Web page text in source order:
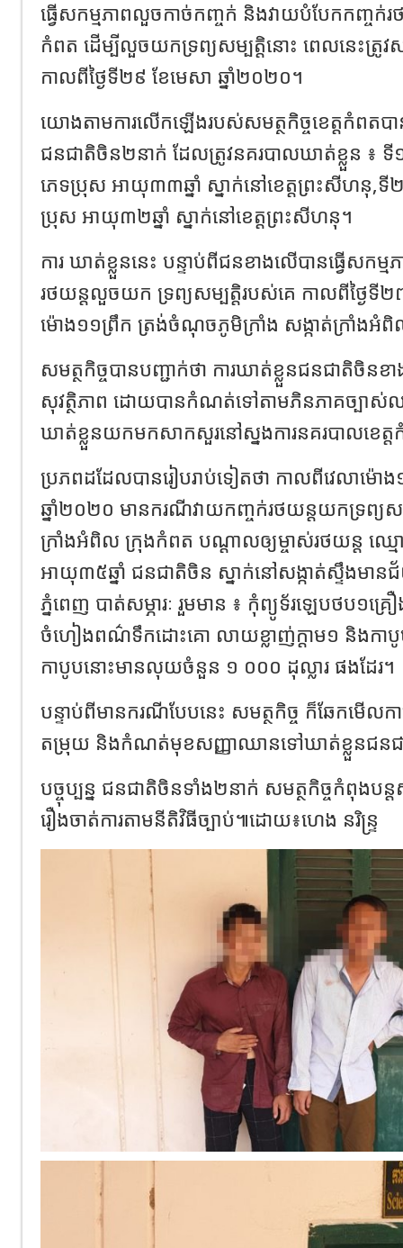
ធ្វើសកម្មភាពលួចកាច់កញ្ចក់ និងវាយបំបែកកញ្ចក់រថ
កំពត ដើម្បីលួចយកទ្រព្យសម្បត្តិនោះ ពេលនេះត្រូវ
កាលពីថ្ងៃទី២៩ ខែមេសា ឆ្នាំ២០២០។
យោងតាមការលើកឡើងរបស់សមត្ថកិច្ចខេត្តកំពតប
ជនជាតិចិន២នាក់ ដែលត្រូវនគរបាលឃាត់ខ្លួន
ភេទប្រុស អាយុ៣៣ឆ្នាំ ស្នាក់នៅខេត្តព្រះសីហនុ,
ប្រុស អាយុ៣២ឆ្នាំ ស្នាក់នៅខេត្តព្រះសីហនុ។
ការ ឃាត់ខ្លួននេះ បន្ទាប់ពីជនខាងលើបានធ្វើសកម្
រថយន្តលួចយក ទ្រព្យសម្បត្តិរបស់គេ កាលពីថ្ងៃទី២
ម៉ោង១១ព្រឹក ត្រង់ចំណុចភូមិក្រាំង សង្កាត់ក្រាំងអំពិ
សមត្ថកិច្ចបានបញ្ជាក់ថា ការឃាត់ខ្លួនជនជាតិចិនខ
សុវត្ថិភាព ដោយបានកំណត់ទៅតាមភិនភាគច្បាស់ល
ឃាត់ខ្លួនយកមកសាកសួរនៅស្នងការនគរបាលខេត្
ប្រភពដដែលបានរៀបរាប់ទៀតថា កាលពីវេលាម៉ោង
ឆ្នាំ២០២០ មានករណីវាយកញ្ចក់រថយន្តយកទ្រព្យស
ក្រាំងអំពិល ក្រុងកំពត បណ្ដាលឲ្យម្ចាស់រថយន្ត
អាយុ៣៥ឆ្នាំ ជនជាតិចិន ស្នាក់នៅសង្កាត់ស្ទឹងមា
ភ្នំពេញ បាត់សម្ភារៈ រួមមាន ៖ កុំព្យូទ័រឡេបថប១គ្រ
ចំហៀងពណ៌ទឹកដោះគោ លាយខ្លាញ់ក្តាម១ និងកាបូប
កាបូបនោះមានលុយចំនួន ១ ០០០ ដុល្លារ ផងដែរ។
បន្ទាប់ពីមានករណីបែបនេះ សមត្ថកិច្ច ក៏ឆែកមើលកា
តម្រុយ និងកំណត់មុខសញ្ញាឈានទៅឃាត់ខ្លួនជនជា
បច្ចុប្បន្ន ជនជាតិចិនទាំង២នាក់ សមត្ថកិច្ចកំពុង
រឿងចាត់ការតាមនីតិវិធីច្បាប់៕ដោយ៖ហេង នរិន្ទ្រ